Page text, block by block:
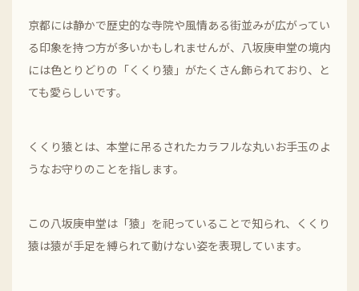
京都には静かで歴史的な寺院や風情ある街並みが広がってい
る印象を持つ方が多いかもしれませんが、八坂庚申堂の境内
には色とりどりの「くくり猿」がたくさん飾られており、と
ても愛らしいです。
くくり猿とは、本堂に吊るされたカラフルな丸いお手玉のよ
うなお守りのことを指します。
この八坂庚申堂は「猿」を祀っていることで知られ、くくり
猿は猿が手足を縛られて動けない姿を表現しています。